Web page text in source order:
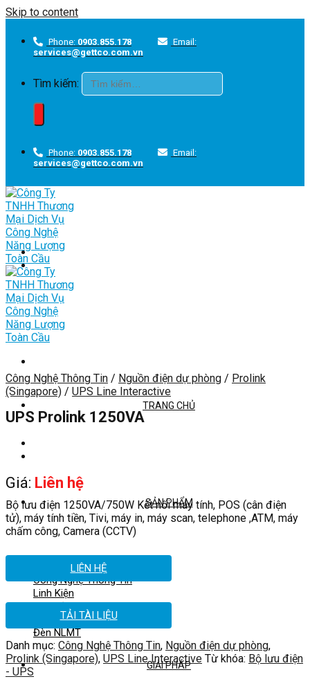
Skip to content
Phone: 0903.855.178
Email:
services@gettco.com.vn
Tìm kiếm:
Phone: 0903.855.178
Email:
services@gettco.com.vn
TRANG CHỦ
SẢN PHẨM
Công Nghệ Thông Tin
Linh Kiện
Phụ kiện
Giải Pháp Văn Phòng
Đèn NLMT
GIẢI PHÁP
Công Nghệ Thông Tin / Nguồn điện dự phòng / Prolink
(Singapore) / UPS Line Interactive
UPS Prolink 1250VA
Giá: Liên hệ
Bộ lưu điện 1250VA/750W Kết nối máy tính, POS (cân điện
tử), máy tính tiền, Tivi, máy in, máy scan, telephone ,ATM, máy
chấm công, Camera (CCTV)
LIÊN HỆ
TẢI TÀI LIỆU
Danh mục: Công Nghệ Thông Tin, Nguồn điện dự phòng,
Prolink (Singapore), UPS Line Interactive Từ khóa: Bộ lưu điện
- UPS